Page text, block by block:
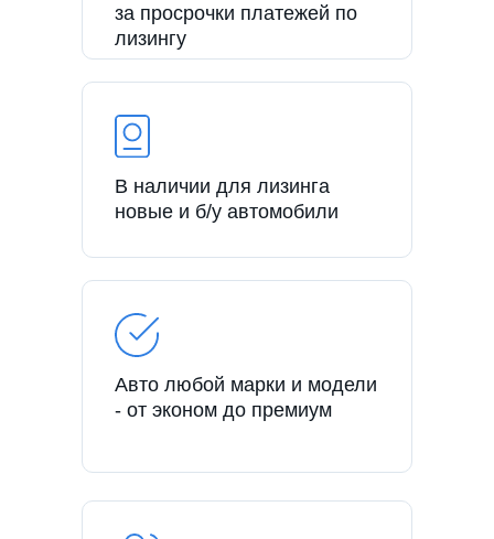
за просрочки платежей по
лизингу
В наличии для лизинга
новые и б/у автомобили
Авто любой марки и модели
- от эконом до премиум